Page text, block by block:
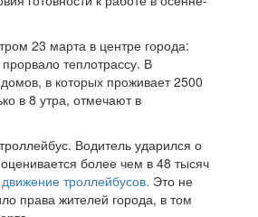
23 марта в центре города:
теплотрассу. В
в которых проживает 2500
в 8 утра, отмечают в
Водитель ударился о
более чем в 48 тысяч
троллейбусов. Это не
права жителей города, в том